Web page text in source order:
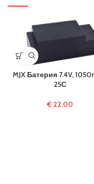
MJX Батерия 7.4V,
25С
€22.00